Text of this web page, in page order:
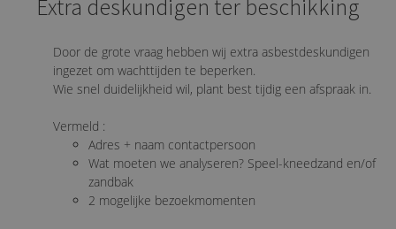
Extra deskundigen ter beschikking
Door de grote vraag hebben wij extra asbestdeskundigen
ingezet om wachttijden te beperken.
Wie snel duidelijkheid wil, plant best tijdig een afspraak in.
Vermeld :
Adres + naam contactpersoon
Wat moeten we analyseren? Speel-kneedzand en/of
zandbak
2 mogelijke bezoekmomenten